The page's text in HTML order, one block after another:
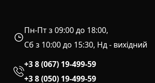
Пн-Пт з 09:00 до 18:00,
Сб з 10:00 до 15:30, Нд - вихідний
+3 8 (067) 19-499-59
+3 8 (050) 19-499-59